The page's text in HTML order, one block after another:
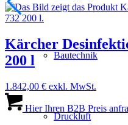
Bautechnik
Druckluft
Kärcher
200 l
1.842,00 € exkl. MwSt.
Hier Ihren B2B Preis